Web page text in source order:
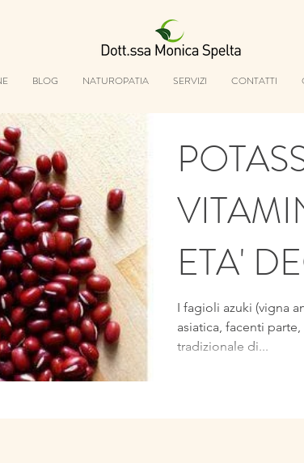
BLOG NATUROPATIA SERVIZI CONTATTI
ETA'
LE SUE
I fagioli azuki (vigna
asiatica, facenti
tradizionale di...